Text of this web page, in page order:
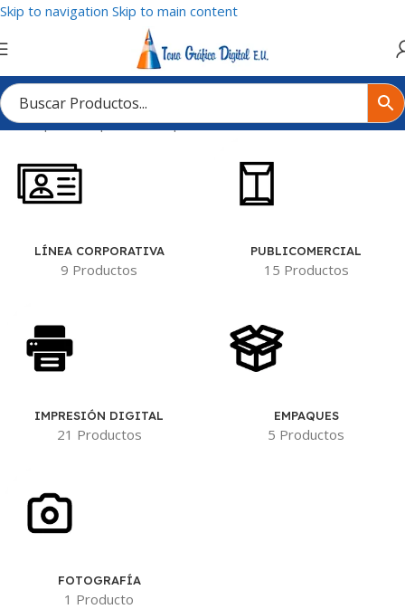
Skip to navigation Skip to main content
/Tipo de Impresión del producto/Por dos caras / 4x4Tintas
LÍNEA CORPORATIVA
9 Productos
PUBLICOMERCIAL
15 Productos
IMPRESIÓN DIGITAL
21 Productos
EMPAQUES
5 Productos
FOTOGRAFÍA
1 Producto